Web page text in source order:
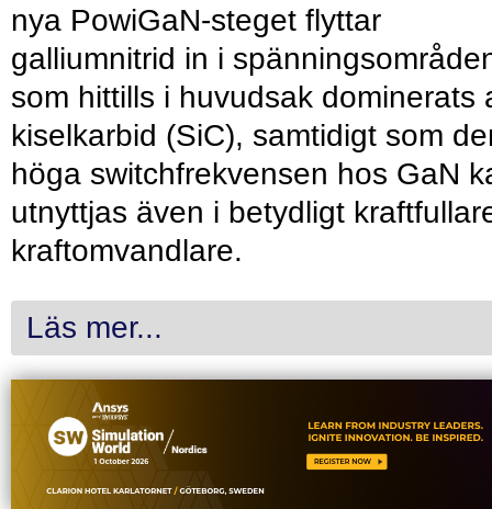
nya PowiGaN-steget flyttar
galliumnitrid in i
som hittills i huvudsak dominerats
kiselkarbid (SiC), samtidigt som
höga switchfrekvensen hos GaN
utnyttjas även i betydligt
kraftomvandlare.
Läs mer...